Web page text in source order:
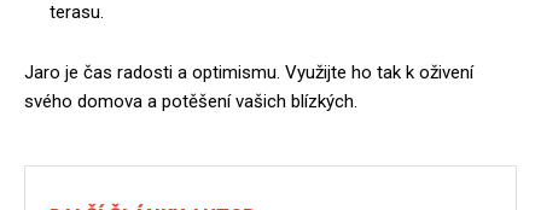
terasu.
Jaro je čas radosti a optimismu. Využijte ho tak k oživení
svého domova a potěšení vašich blízkých.